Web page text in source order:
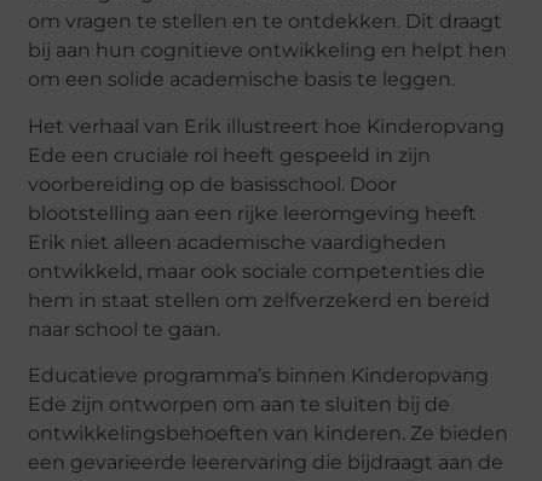
om vragen te stellen en te ontdekken. Dit draagt
bij aan hun cognitieve ontwikkeling en helpt hen
om een solide academische basis te leggen.
Het verhaal van Erik illustreert hoe Kinderopvang
Ede een cruciale rol heeft gespeeld in zijn
voorbereiding op de basisschool. Door
blootstelling aan een rijke leeromgeving heeft
Erik niet alleen academische vaardigheden
ontwikkeld, maar ook sociale competenties die
hem in staat stellen om zelfverzekerd en bereid
naar school te gaan.
Educatieve programma’s binnen Kinderopvang
Ede zijn ontworpen om aan te sluiten bij de
ontwikkelingsbehoeften van kinderen. Ze bieden
een gevarieerde leerervaring die bijdraagt aan de